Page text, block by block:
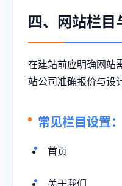
四、网站栏目
在建站前应明确网站
站公司准确报价与设
常见栏目设置：
首页
关于我们